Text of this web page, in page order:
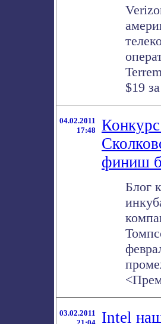
$19
04.02.2011
17:48
финиш
Блог
03.02.2011
Intel